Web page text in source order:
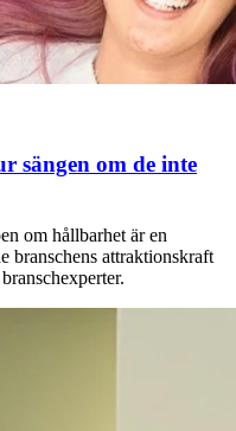
sängen om de inte
om hållbarhet är en
branschens attraktionskraft